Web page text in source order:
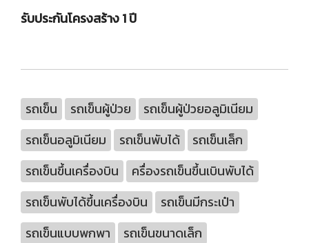
รับประกันโครงสร้าง 1 ปี
รถเข็น รถเข็นผู้ป่วย
รถเข็นผู้ป่วยอลูมิเนียม
รถเข็นอลูมิเนียม
รถเข็นพับได้
รถเข็นเล็ก
รถเข็นขึ้นเครื่องบิน
ครื่องรถเข็นขึ้นเบินพับได้
รถเข็นพับได้ขึ้นเครื่องบิน
รถเข็นมีกระเป๋า
รถเข็นแบบพกพา
รถเข็นขนาดเล็ก